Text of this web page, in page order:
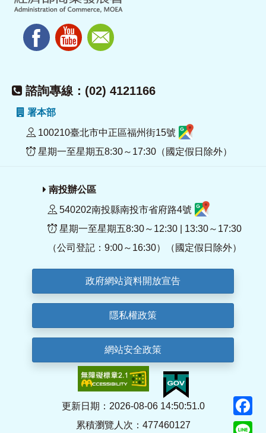
諮詢專線：(02) 4121166
署本部
100210臺北市中正區福州街15號
星期一至星期五8:30～17:30（國定假日除外）
南投辦公區
540202南投縣南投市省府路4號
星期一至星期五8:30～12:30 | 13:30～17:30
（公司登記：9:00～16:30）（國定假日除外）
政府網站資料開放宣告
隱私權政策
網站安全政策
更新日期：2026-08-06 14:50:51.0
累積瀏覽人次：477460127